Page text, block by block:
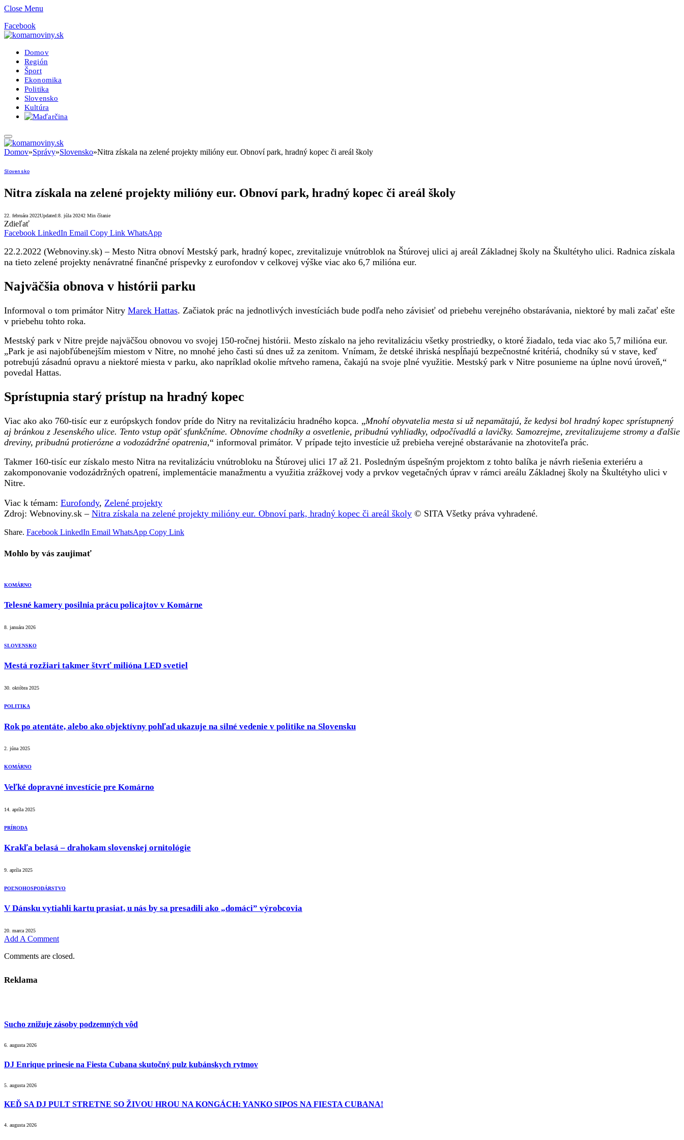
Close Menu
Facebook
Domov
Región
Šport
Ekonomika
Politika
Slovensko
Kultúra
Domov»Správy»Slovensko»Nitra získala na zelené projekty milióny eur. Obnoví park, hradný kopec či areál školy
Slovensko
Nitra získala na zelené projekty milióny eur. Obnoví park, hradný kopec či areál školy
22. februára 2022Updated:8. júla 20242 Min čítanie
Zdieľať
Facebook LinkedIn Email Copy Link WhatsApp
22.2.2022 (Webnoviny.sk) – Mesto Nitra obnoví Mestský park, hradný kopec, zrevitalizuje vnútroblok na Štúrovej ulici aj areál Základnej školy na Škultétyho ulici. Radnica získala
na tieto zelené projekty nenávratné finančné príspevky z eurofondov v celkovej výške viac ako 6,7 milióna eur.
Najväčšia obnova v histórii parku
Informoval o tom primátor Nitry Marek Hattas. Začiatok prác na jednotlivých investíciách bude podľa neho závisieť od priebehu verejného obstarávania, niektoré by mali začať ešte
v priebehu tohto roka.
Mestský park v Nitre prejde najväčšou obnovou vo svojej 150-ročnej histórii. Mesto získalo na jeho revitalizáciu všetky prostriedky, o ktoré žiadalo, teda viac ako 5,7 milióna eur.
„Park je asi najobľúbenejším miestom v Nitre, no mnohé jeho časti sú dnes už za zenitom. Vnímam, že detské ihriská nespĺňajú bezpečnostné kritériá, chodníky sú v stave, keď
potrebujú zásadnú opravu a niektoré miesta v parku, ako napríklad okolie mŕtveho ramena, čakajú na svoje plné využitie. Mestský park v Nitre posunieme na úplne novú úroveň,“
povedal Hattas.
Sprístupnia starý prístup na hradný kopec
Viac ako ako 760-tisíc eur z európskych fondov príde do Nitry na revitalizáciu hradného kopca. „Mnohí obyvatelia mesta si už nepamätajú, že kedysi bol hradný kopec sprístupnený
aj bránkou z Jesenského ulice. Tento vstup opäť sfunkčníme. Obnovíme chodníky a osvetlenie, pribudnú vyhliadky, odpočívadlá a lavičky. Samozrejme, zrevitalizujeme stromy a ďalšie
dreviny, pribudnú protierózne a vodozádržné opatrenia,“ informoval primátor. V prípade tejto investície už prebieha verejné obstarávanie na zhotoviteľa prác.
Takmer 160-tisíc eur získalo mesto Nitra na revitalizáciu vnútrobloku na Štúrovej ulici 17 až 21. Posledným úspešným projektom z tohto balíka je návrh riešenia exteriéru a
zakomponovanie vodozádržných opatrení, implementácie manažmentu a využitia zrážkovej vody a prvkov vegetačných úprav v rámci areálu Základnej školy na Škultétyho ulici v
Nitre.
Viac k témam: Eurofondy, Zelené projekty
Zdroj: Webnoviny.sk – Nitra získala na zelené projekty milióny eur. Obnoví park, hradný kopec či areál školy © SITA Všetky práva vyhradené.
Share. Facebook LinkedIn Email WhatsApp Copy Link
Mohlo by vás zaujimať
KOMÁRNO
Telesné kamery posilnia prácu policajtov v Komárne
8. januára 2026
SLOVENSKO
Mestá rozžiari takmer štvrť milióna LED svetiel
30. októbra 2025
POLITIKA
Rok po atentáte, alebo ako objektívny pohľad ukazuje na silné vedenie v politike na Slovensku
2. júna 2025
KOMÁRNO
Veľké dopravné investície pre Komárno
14. apríla 2025
PRÍRODA
Krakľa belasá – drahokam slovenskej ornitológie
9. apríla 2025
POĽNOHOSPODÁRSTVO
V Dánsku vytiahli kartu prasiat, u nás by sa presadili ako „domáci” výrobcovia
20. marca 2025
Add A Comment
Comments are closed.
Reklama
Sucho znižuje zásoby podzemných vôd
6. augusta 2026
DJ Enrique prinesie na Fiesta Cubana skutočný pulz kubánskych rytmov
5. augusta 2026
KEĎ SA DJ PULT STRETNE SO ŽIVOU HROU NA KONGÁCH: YANKO SIPOS NA FIESTA CUBANA!
4. augusta 2026